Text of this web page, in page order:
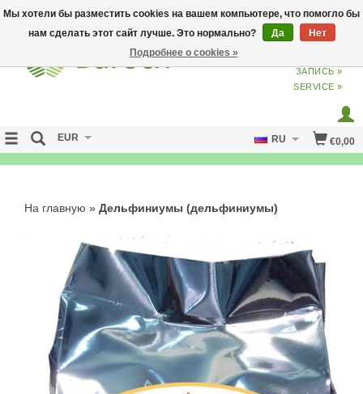
ВХОДИЗ
ЗАПИСЬ »
SERVICE »
€0,00
EUR RU
На главную » Дельфиниумы (дельфиниумы)
Мы хотели бы разместить cookies на вашем компьютере, что помогло бы
нам сделать этот сайт лучше. Это нормально?
Да
Нет
Подробнее о cookies »